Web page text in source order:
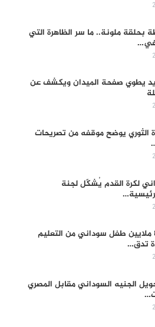
ملونة.. ما سر الظاهرة التي
في…
زيد يطوي صفحة الميدان ويكشف عن
الثوري يوضح موقفه من تصريحات
لكرة القدم يُشكّل لجنة
الحرب تحرم 8 ملايين طفل سوداني من التعليم
تدق…
الجنيه السوداني مقابل المصري